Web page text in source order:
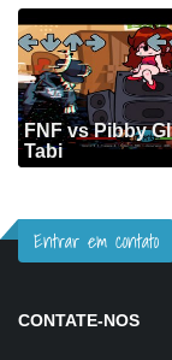
FNF vs Pibby
Tabi
Entrar em contato
CONTATE-NOS